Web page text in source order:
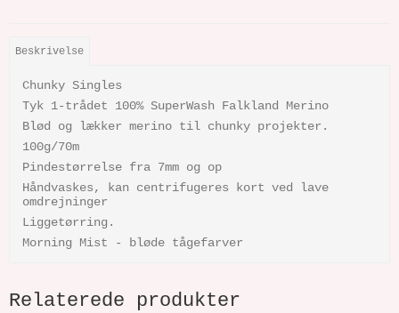
Beskrivelse
Chunky Singles
Tyk 1-trådet 100% SuperWash Falkland Merino
Blød og lækker merino til chunky projekter.
100g/70m
Pindestørrelse fra 7mm og op
Håndvaskes, kan centrifugeres kort ved lave
omdrejninger
Liggetørring.
Morning Mist - bløde tågefarver
Relaterede produkter